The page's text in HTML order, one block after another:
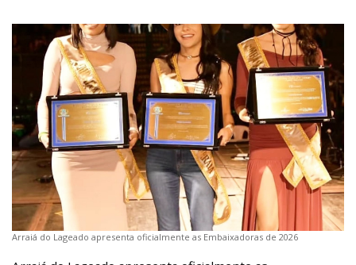
Arraiá do Lageado apresenta oficialmente as Embaixadoras de 2026